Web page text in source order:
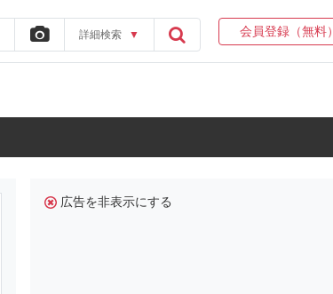
詳細検索 ▼ 会員登録（無料）
広告を非表示にする